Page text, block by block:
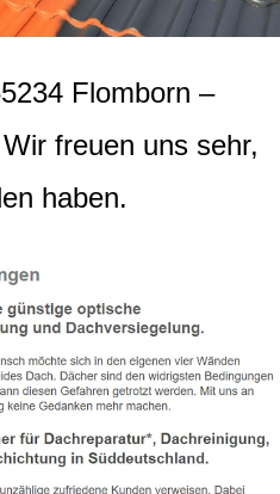
Flomborn –
freuen uns sehr,
haben.